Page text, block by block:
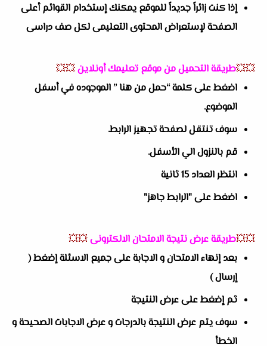
إذا كنت زائراً جديداً للموقع يمكنك إستخدام القوائم أعلى
الصفحة لإستعراض المحتوى التعليمى لكل صف دراسى
💥💥طريقة التحميل من موقع تعليمك أونلاين💥💥
اضغط على كلمة “حمل من هنا ” الموجوده في أسفل
الموضوع.
سوف تنتقل لصفحة تجهيز الرابط.
قم بالنزول الي الأسفل.
انتظر العداد 15 ثانية
اضغط على "الرابط جاهز"
💥💥طريقة عرض نتيجة الامتحان الالكترونى💥💥
بعد إنهاء الامتحان و الاجابة على جميع الاسئلة إضغط (
إرسال )
ثم إضغط على عرض النتيجة
سوف يتم عرض النتيجة بالدرجات و عرض الاجابات الصحيحة و
الخطأ